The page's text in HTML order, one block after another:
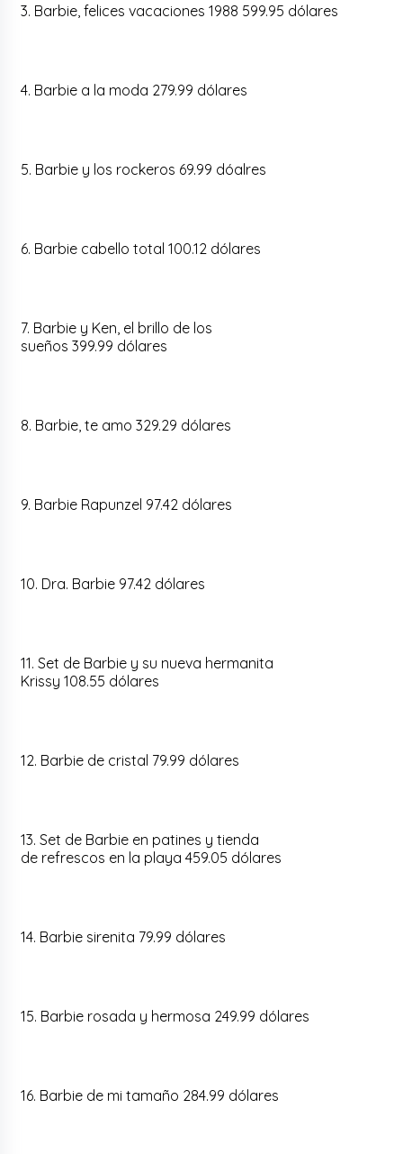
3. Barbie, felices vacaciones 1988 599.95 dólares
4. Barbie a la moda 279.99 dólares
5. Barbie y los rockeros 69.99 dóalres
6. Barbie cabello total 100.12 dólares
7. Barbie y Ken, el brillo de los
sueños 399.99 dólares
8. Barbie, te amo 329.29 dólares
9. Barbie Rapunzel 97.42 dólares
10. Dra. Barbie 97.42 dólares
11. Set de Barbie y su nueva hermanita
Krissy 108.55 dólares
12. Barbie de cristal 79.99 dólares
13. Set de Barbie en patines y tienda
de refrescos en la playa 459.05 dólares
14. Barbie sirenita 79.99 dólares
15. Barbie rosada y hermosa 249.99 dólares
16. Barbie de mi tamaño 284.99 dólares